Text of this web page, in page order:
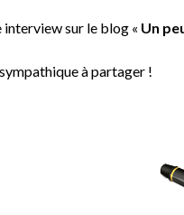
interview sur le blog « Un
à partager !